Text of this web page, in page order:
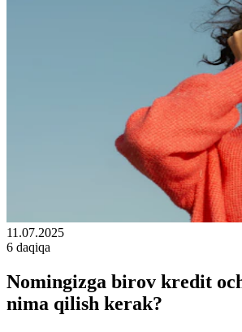
11.07.2025
6 daqiqa
Nomingizga birov kredit
nima qilish kerak?